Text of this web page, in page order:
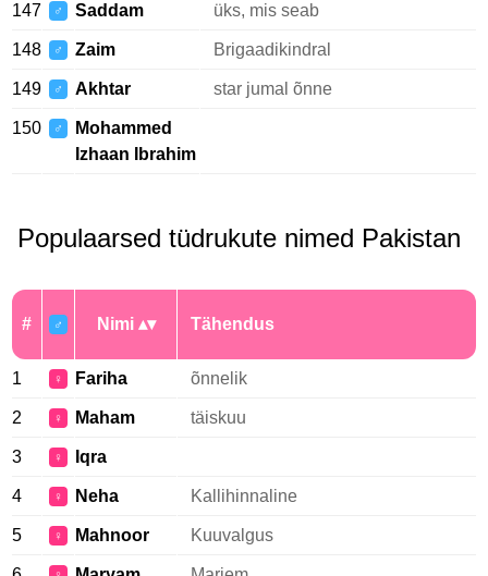
147 ♂ Saddam üks, mis seab
148 ♂ Zaim Brigaadikindral
149 ♂ Akhtar star jumal õnne
150 ♂
Mohammed
Izhaan Ibrahim
Populaarsed tüdrukute nimed Pakistan
# ♂ Nimi Tähendus
1 ♀ Fariha õnnelik
2 ♀ Maham täiskuu
3 ♀ Iqra
4 ♀ Neha Kallihinnaline
5 ♀ Mahnoor Kuuvalgus